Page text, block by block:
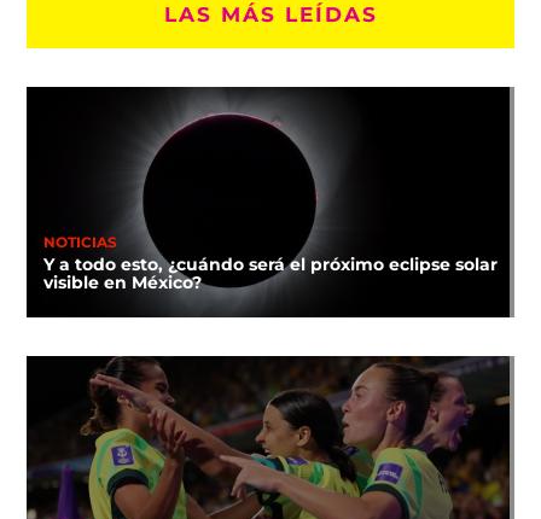
LAS MÁS LEÍDAS
NOTICIAS
Y a todo esto, ¿cuándo será el próximo eclipse solar
visible en México?